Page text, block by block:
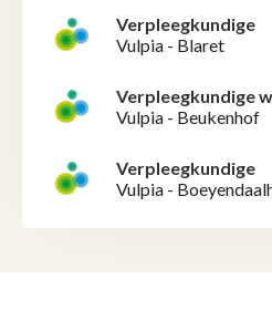
Verpleegkundige
Vulpia - Blaret
Verpleegkundige
Vulpia - Beukenhof
Verpleegkundige
Vulpia -